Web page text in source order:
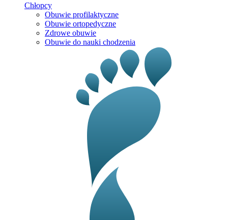
Chłopcy
Obuwie profilaktyczne
Obuwie ortopedyczne
Zdrowe obuwie
Obuwie do nauki chodzenia